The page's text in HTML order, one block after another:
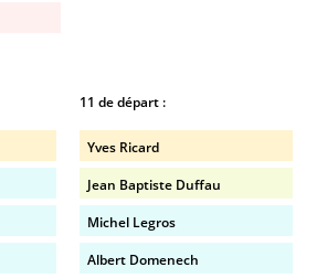
11 de départ :
Yves Ricard
Jean Baptiste Duffau
Michel Legros
Albert Domenech